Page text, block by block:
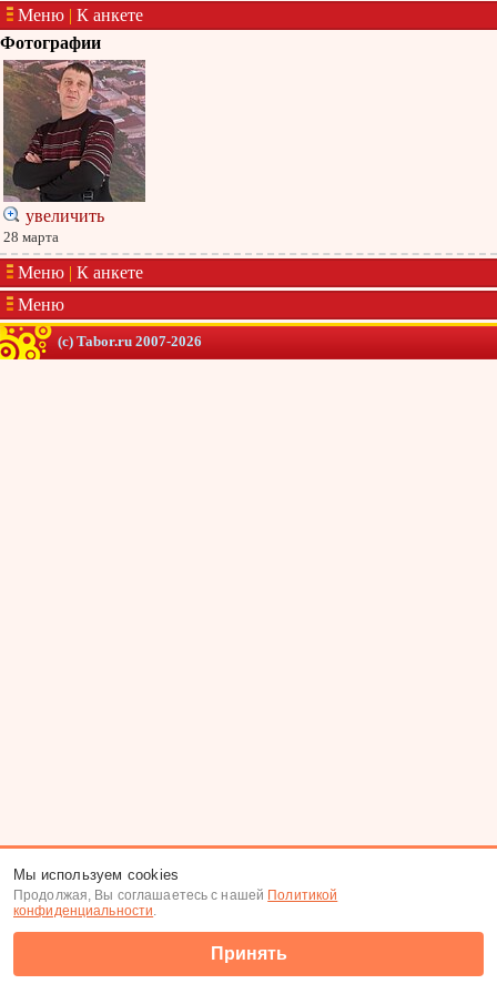
Меню | К анкете
Фотографии
увеличить
28 марта
Меню | К анкете
Меню
(c) Tabor.ru 2007-2026
Мы используем cookies
Продолжая, Вы соглашаетесь с нашей Политикой
конфиденциальности.
Принять